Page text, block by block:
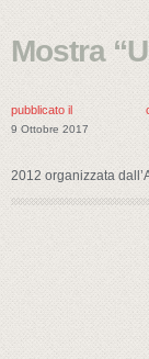
Mostra
pubblicato il
9 Ottobre 2017
2012 organizzata